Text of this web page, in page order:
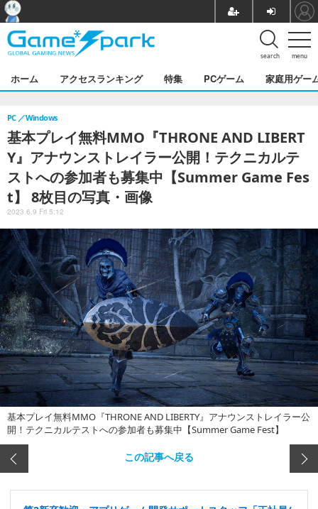
menu
search
ホーム アクセスランキング 特集 PCゲーム 家庭用ゲー
基本プレイ無料MMO『THRONE AND LIBERT
Y』アナウンストレイラー公開！テクニカルテ
ストへの参加者も募集中【Summer Game Fes
t】 8枚目の写真・画像
PC Windows
2023.6.9 Fri 5:12
基本プレイ無料MMO『THRONE AND LIBERTY』アナウンストレイラー公
開！テクニカルテストへの参加者も募集中【Summer Game Fest】
この記事へ戻る